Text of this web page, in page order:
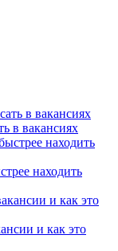
в вакансиях
находить
и как это